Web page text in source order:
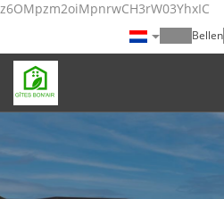
z6OMpzm2oiMpnrwCH3rW03YhxIC
Bellen